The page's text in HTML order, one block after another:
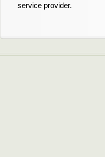
service provider.
verlängern möchten,